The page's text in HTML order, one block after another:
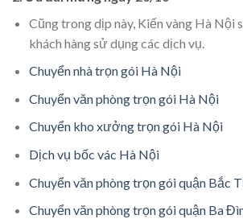
Cũng trong dịp này, Kiến vàng Hà Nội
khách hàng sử dụng các dịch vụ.
Chuyển nhà trọn gói Hà Nội
Chuyển văn phòng trọn gói Hà Nội
Chuyển kho xưởng trọn gói Hà Nội
Dịch vụ bốc vác Hà Nội
Chuyển văn phòng trọn gói quận Bắc
Chuyển văn phòng trọn gói quận Ba